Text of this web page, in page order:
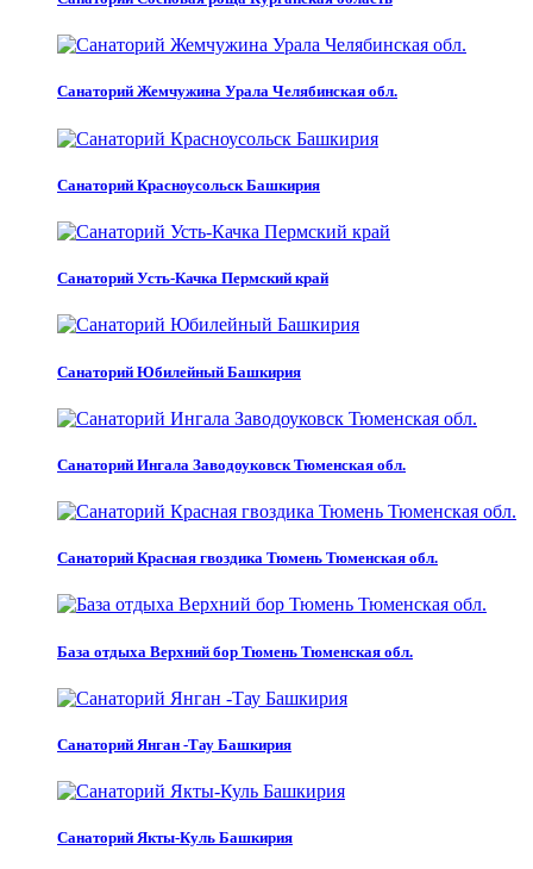
Санаторий Жемчужина Урала Челябинская обл.
Санаторий Красноусольск Башкирия
Санаторий Усть-Качка Пермский край
Санаторий Юбилейный Башкирия
Санаторий Ингала Заводоуковск Тюменская обл.
Санаторий Красная гвоздика Тюмень Тюменская обл.
База отдыха Верхний бор Тюмень Тюменская обл.
Санаторий Янган -Тау Башкирия
Санаторий Якты-Куль Башкирия